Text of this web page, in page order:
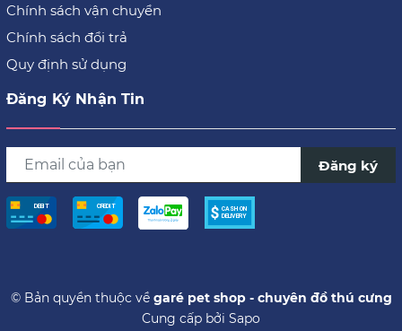
Chính sách vận chuyển
Chính sách đổi trả
Quy định sử dụng
Đăng Ký Nhận Tin
Đăng ký
© Bản quyền thuộc về garé pet shop - chuyên đồ thú cưng
Cung cấp bởi Sapo